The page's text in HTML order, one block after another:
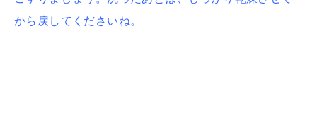
から戻してくださいね。